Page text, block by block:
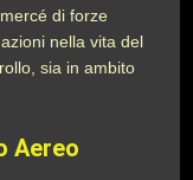
di forze
nella vita del
sia in ambito
Aereo